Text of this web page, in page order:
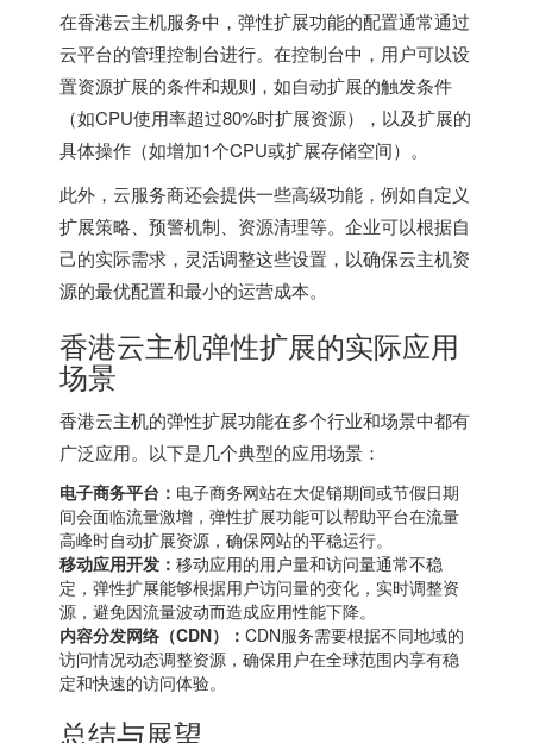
在香港云主机服务中，弹性扩展功能的配置通常通过
云平台的管理控制台进行。在控制台中，用户可以设
置资源扩展的条件和规则，如自动扩展的触发条件
（如CPU使用率超过80%时扩展资源），以及扩展的
具体操作（如增加1个CPU或扩展存储空间）。
此外，云服务商还会提供一些高级功能，例如自定义
扩展策略、预警机制、资源清理等。企业可以根据自
己的实际需求，灵活调整这些设置，以确保云主机资
源的最优配置和最小的运营成本。
香港云主机弹性扩展的实际应用
场景
香港云主机的弹性扩展功能在多个行业和场景中都有
广泛应用。以下是几个典型的应用场景：
电子商务平台： 电子商务网站在大促销期间或节假日期
间会面临流量激增，弹性扩展功能可以帮助平台在流量
高峰时自动扩展资源，确保网站的平稳运行。
移动应用开发： 移动应用的用户量和访问量通常不稳
定，弹性扩展能够根据用户访问量的变化，实时调整资
源，避免因流量波动而造成应用性能下降。
内容分发网络（CDN）： CDN服务需要根据不同地域的
访问情况动态调整资源，确保用户在全球范围内享有稳
定和快速的访问体验。
总结与展望